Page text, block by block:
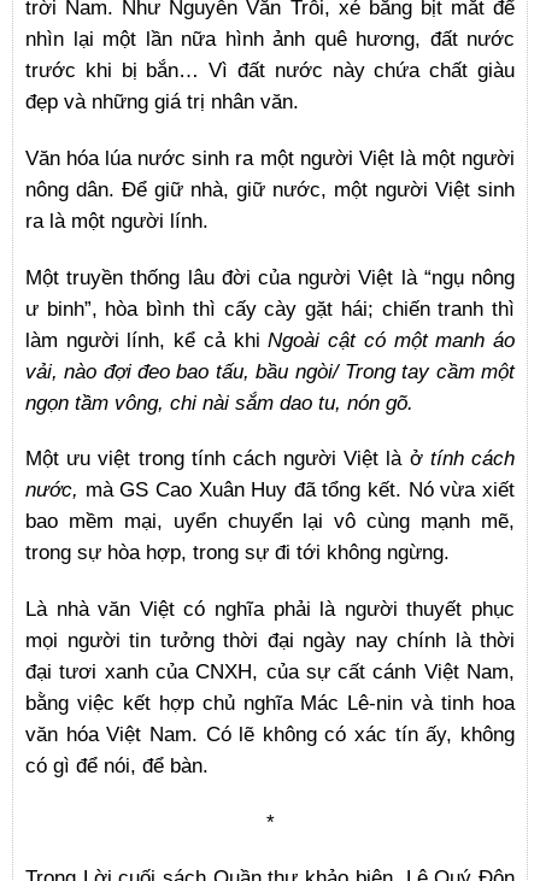
trời Nam. Như Nguyễn Văn Trỗi, xé băng bịt mắt để
nhìn lại một lần nữa hình ảnh quê hương, đất nước
trước khi bị bắn… Vì đất nước này chứa chất giàu
đẹp và những giá trị nhân văn.
Văn hóa lúa nước sinh ra một người Việt là một người
nông dân. Để giữ nhà, giữ nước, một người Việt sinh
ra là một người lính.
Một truyền thống lâu đời của người Việt là “ngụ nông
ư binh”, hòa bình thì cấy cày gặt hái; chiến tranh thì
làm người lính, kể cả khiNgoài cật có một manh áo
vải, nào đợi đeo bao tấu, bầu ngòi/ Trong tay cầm một
ngọn tầm vông, chi nài sắm dao tu, nón gõ.
Một ưu việt trong tính cách người Việt là ở tính cách
nước, mà GS Cao Xuân Huy đã tổng kết. Nó vừa xiết
bao mềm mại, uyển chuyển lại vô cùng mạnh mẽ,
trong sự hòa hợp, trong sự đi tới không ngừng.
Là nhà văn Việt có nghĩa phải là người thuyết phục
mọi người tin tưởng thời đại ngày nay chính là thời
đại tươi xanh của CNXH, của sự cất cánh Việt Nam,
bằng việc kết hợp chủ nghĩa Mác Lê-nin và tinh hoa
văn hóa Việt Nam. Có lẽ không có xác tín ấy, không
có gì để nói, để bàn.
*